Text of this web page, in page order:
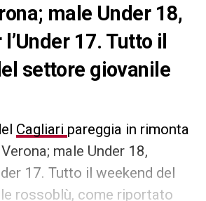
male Under 18,
17. Tutto il
settore giovanile
Cagliari pareggia in rimonta
male Under 18,
17. Tutto il weekend del
rossoblù, come riportato